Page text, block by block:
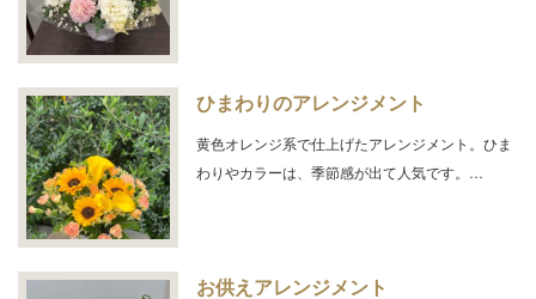
ひまわりのアレンジメント
黄色オレンジ系で仕上げたアレンジメント。ひま
わりやカラーは、季節感が出て人気です。…
お供えアレンジメント